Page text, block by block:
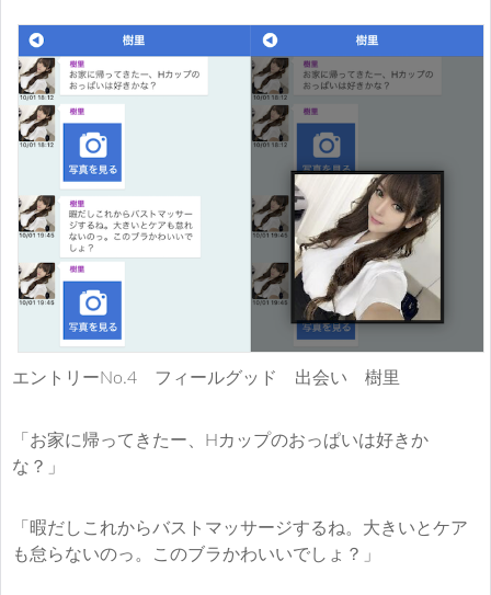
エントリーNo.4 フィールグッド 出会い 樹里
「お家に帰ってきたー、Hカップのおっぱいは好きか
な？」
「暇だしこれからバストマッサージするね。大きいとケア
も怠らないのっ。このブラかわいいでしょ？」